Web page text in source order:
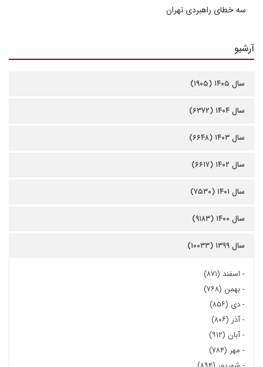
سه خطای راهبردی تهران
آرشیو
سال ۱۴۰۵ (۱۹۰۵)
سال ۱۴۰۴ (۶۳۷۲)
سال ۱۴۰۳ (۶۶۴۸)
سال ۱۴۰۲ (۶۶۱۷)
سال ۱۴۰۱ (۷۵۳۰)
سال ۱۴۰۰ (۹۱۸۳)
سال ۱۳۹۹ (۱۰۰۳۳)
- اسفند (۸۷۱)
-بهمن (۷۶۸)
-دی (۸۵۶)
-آذر (۸۰۶)
-آبان (۹۱۲)
- مهر (۷۸۴)